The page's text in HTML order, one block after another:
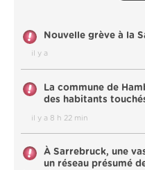
Nouvelle grève à la
il y a
La commune de
des habitants
il y a 8 h 22 min
À Sarrebruck, une
un réseau présumé